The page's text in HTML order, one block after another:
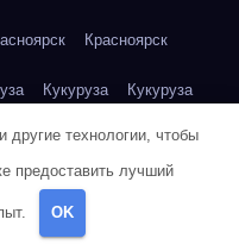
Красноярск
Кукуруза Кукуруза
Кукуруза Кукуруза
Кукуруза
Куриная грудка
другие технологии, чтобы
предоставить лучший
OK